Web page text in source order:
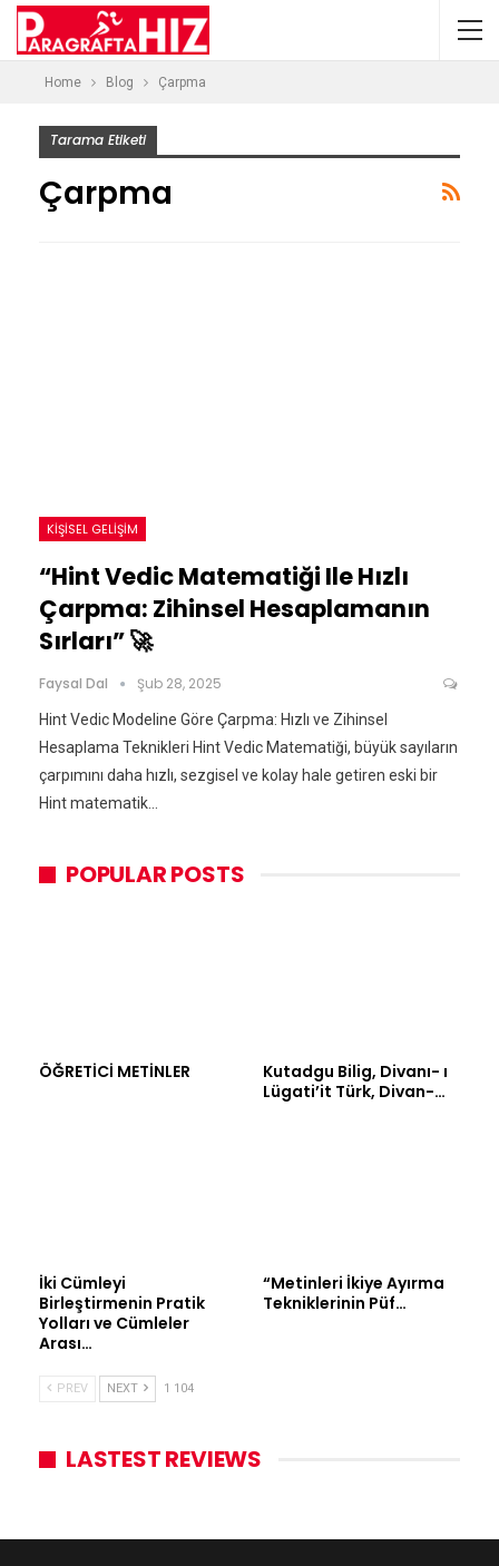
Home Blog Çarpma
Tarama Etiketi
Çarpma
KIŞISEL GELIŞIM
“Hint Vedic Matematiği Ile Hızlı
Çarpma: Zihinsel Hesaplamanın
Sırları” 🚀
Faysal Dal Şub 28, 2025
Hint Vedic Modeline Göre Çarpma: Hızlı ve Zihinsel
Hesaplama Teknikleri Hint Vedic Matematiği, büyük sayıların
çarpımını daha hızlı, sezgisel ve kolay hale getiren eski bir
Hint matematik…
POPULAR POSTS
ÖĞRETİCİ METİNLER
Kutadgu Bilig, Divanı- ı
Lügati’it Türk, Divan-…
İki Cümleyi
Birleştirmenin Pratik
Yolları ve Cümleler
Arası…
“Metinleri İkiye Ayırma
Tekniklerinin Püf…
PREV NEXT 1 104
LASTEST REVIEWS